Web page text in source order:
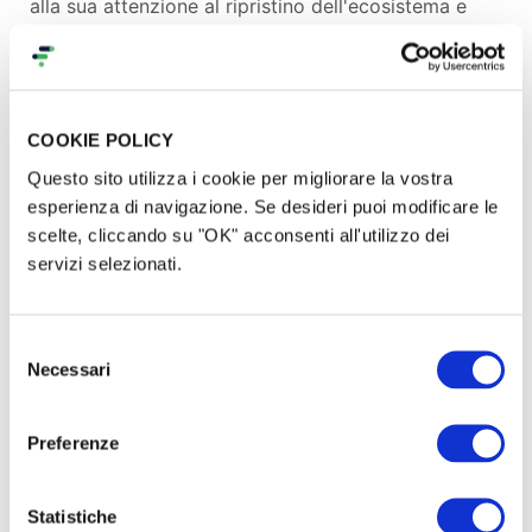
COOKIE POLICY
Questo sito utilizza i cookie per migliorare la vostra
esperienza di navigazione. Se desideri puoi modificare le
scelte, cliccando su "OK" acconsenti all'utilizzo dei
servizi selezionati.
delNecessari
Preferenze
Statistiche
alla sua attenzione al ripristino dell'ecosistema e
alle pratiche agricole e rigenerative, Rocciaviva è un
progetto unico e pionieristico in Italia e rappresenta
e nazionali. Il lavoro di Rocciaviva è stato
riviste, giornali e media (vedi elenco sotto):
'MEZZOGIORNO ITALIA' – Canale RAI, “I giovani
per riforestare il nostro territorio”
transizione.com/
- Short documentary,
“REFOREST Matera's Land”